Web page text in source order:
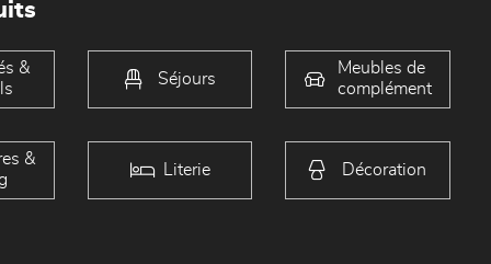
&
Séjours
Meubles de
complément
&
Literie Décoration